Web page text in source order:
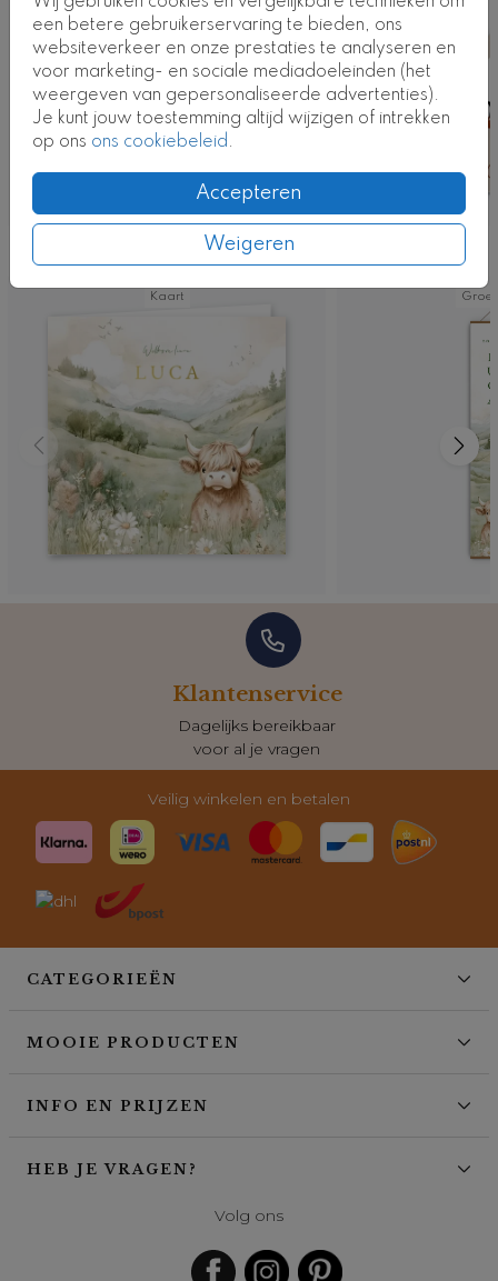
een betere gebruikerservaring te bieden, ons
websiteverkeer en onze prestaties te analyseren en
voor marketing- en sociale mediadoeleinden (het
weergeven van gepersonaliseerde advertenties).
Je kunt jouw toestemming altijd wijzigen of intrekken
op ons ons cookiebeleid.
Accepteren
Weigeren
Nog meer in deze stijl
Kaart
Klantenservice
Dagelijks bereikbaar
voor al je vragen
Veilig winkelen en betalen
CATEGORIEËN
MOOIE PRODUCTEN
INFO EN PRIJZEN
HEB JE VRAGEN?
Volg ons